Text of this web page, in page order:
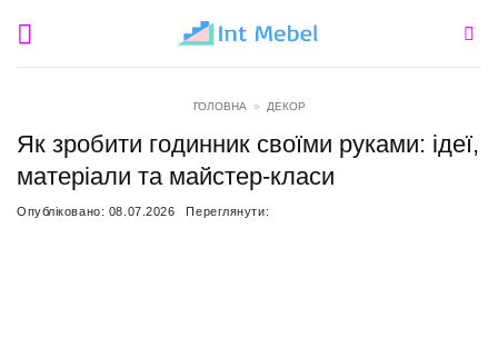
ГОЛОВНА » ДЕКОР
Як зробити годинник своїми руками: ідеї,
матеріали та майстер-класи
Опубліковано: 08.07.2026 Переглянути: